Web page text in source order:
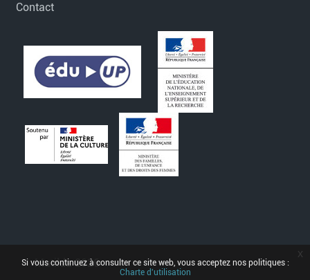
Contact
Matilda 2026
Si vous continuez à consulter ce site web, vous acceptez nos politiques :
Charte d'utilisation
x